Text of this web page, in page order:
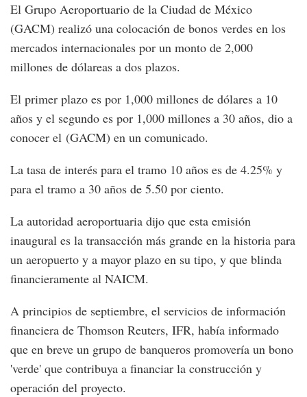
El Grupo Aeroportuario de la Ciudad de México
(GACM) realizó una colocación de bonos verdes en los
mercados internacionales por un monto de 2,000
millones de dólareas a dos plazos.
El primer plazo es por 1,000 millones de dólares a 10
años y el segundo es por 1,000 millones a 30 años, dio a
conocer el (GACM) en un comunicado.
La tasa de interés para el tramo 10 años es de 4.25% y
para el tramo a 30 años de 5.50 por ciento.
La autoridad aeroportuaria dijo que esta emisión
inaugural es la transacción más grande en la historia para
un aeropuerto y a mayor plazo en su tipo, y que blinda
financieramente al NAICM.
A principios de septiembre, el servicios de información
financiera de Thomson Reuters, IFR, había informado
que en breve un grupo de banqueros promovería un bono
'verde' que contribuya a financiar la construcción y
operación del proyecto.